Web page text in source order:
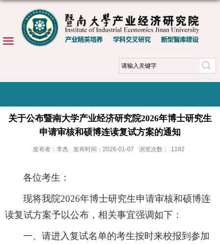
关于公布暨南大学产业经济研究院2026年博士研究生
申请审核和硕博连读复试方案的通知
发布者：李杰 发布时间：2026-01-07 浏览次数： 1182
各位考生：
现将我院2026年博士研究生申请审核和硕博连
读复试方案予以公布，相关事宜强调如下：
一、请进入复试名单的考生按时来校报到参加